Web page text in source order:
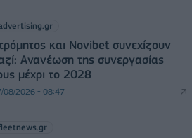
και Novibet συνεχίζουν
Ανανέωση της συνεργασίας
μέχρι το 2028
08/2026 - 08:47